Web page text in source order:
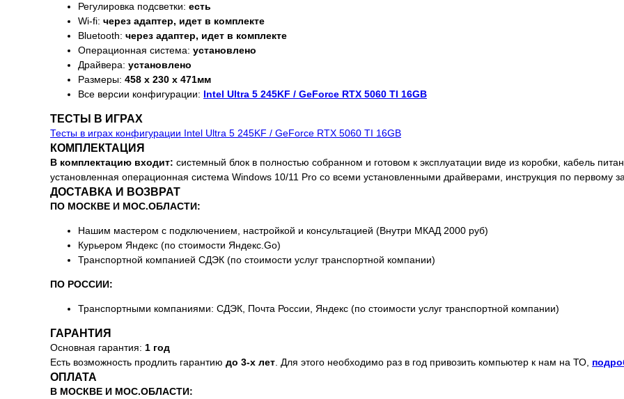
Регулировка подсветки: есть
Wi-fi: через адаптер, идет в комплекте
Bluetooth: через адаптер, идет в комплекте
Операционная система: установлено
Драйвера: установлено
Размеры: 458 x 230 x 471мм
Все версии конфигурации: Intel Ultra 5 245KF / GeForce RTX 5060 TI 16GB
ТЕСТЫ В ИГРАХ
Тесты в играх конфигурации Intel Ultra 5 245KF / GeForce RTX 5060 TI 16GB
КОМПЛЕКТАЦИЯ
В комплектацию входит: системный блок в полностью собранном и готовом к эксплуатации виде из коробки, кабель
установленная операционная система Windows 10/11 Pro со всеми установленными драйверами, инструкция по первому
ДОСТАВКА И ВОЗВРАТ
ПО МОСКВЕ И МОС.ОБЛАСТИ:
Нашим мастером с подключением, настройкой и консультацией (Внутри МКАД 2000 руб)
Курьером Яндекс (по стоимости Яндекс.Go)
Транспортной компанией СДЭК (по стоимости услуг транспортной компании)
ПО РОССИИ:
Транспортными компаниями: СДЭК, Почта России, Яндекс (по стоимости услуг транспортной компании)
ГАРАНТИЯ
Основная гарантия: 1 год
Есть возможность продлить гарантию до 3-х лет . Для этого необходимо раз в год привозить компьютер к нам на ТО,
ОПЛАТА
В МОСКВЕ И МОС.ОБЛАСТИ: